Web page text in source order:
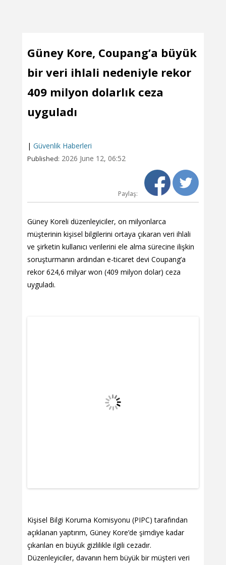
Güney Kore, Coupang’a büyük
bir veri ihlali nedeniyle rekor
409 milyon dolarlık ceza
uyguladı
| Güvenlik Haberleri
Published: 2026 June 12, 06:52
Paylaş:
Güney Koreli düzenleyiciler, on milyonlarca
müşterinin kişisel bilgilerini ortaya çıkaran veri ihlali
ve şirketin kullanıcı verilerini ele alma sürecine ilişkin
soruşturmanın ardından e-ticaret devi Coupang’a
rekor 624,6 milyar won (409 milyon dolar) ceza
uyguladı.
Kişisel Bilgi Koruma Komisyonu (PIPC) tarafından
açıklanan yaptırım, Güney Kore’de şimdiye kadar
çıkarılan en büyük gizlilikle ilgili cezadır.
Düzenleyiciler, davanın hem büyük bir müşteri veri